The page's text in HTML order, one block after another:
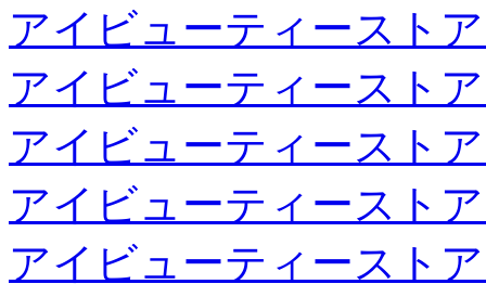
アイビューティースト
アイビューティースト
アイビューティースト
アイビューティースト
アイビューティースト